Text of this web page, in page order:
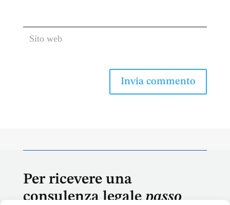
Per ricevere una
consulenza legale passo